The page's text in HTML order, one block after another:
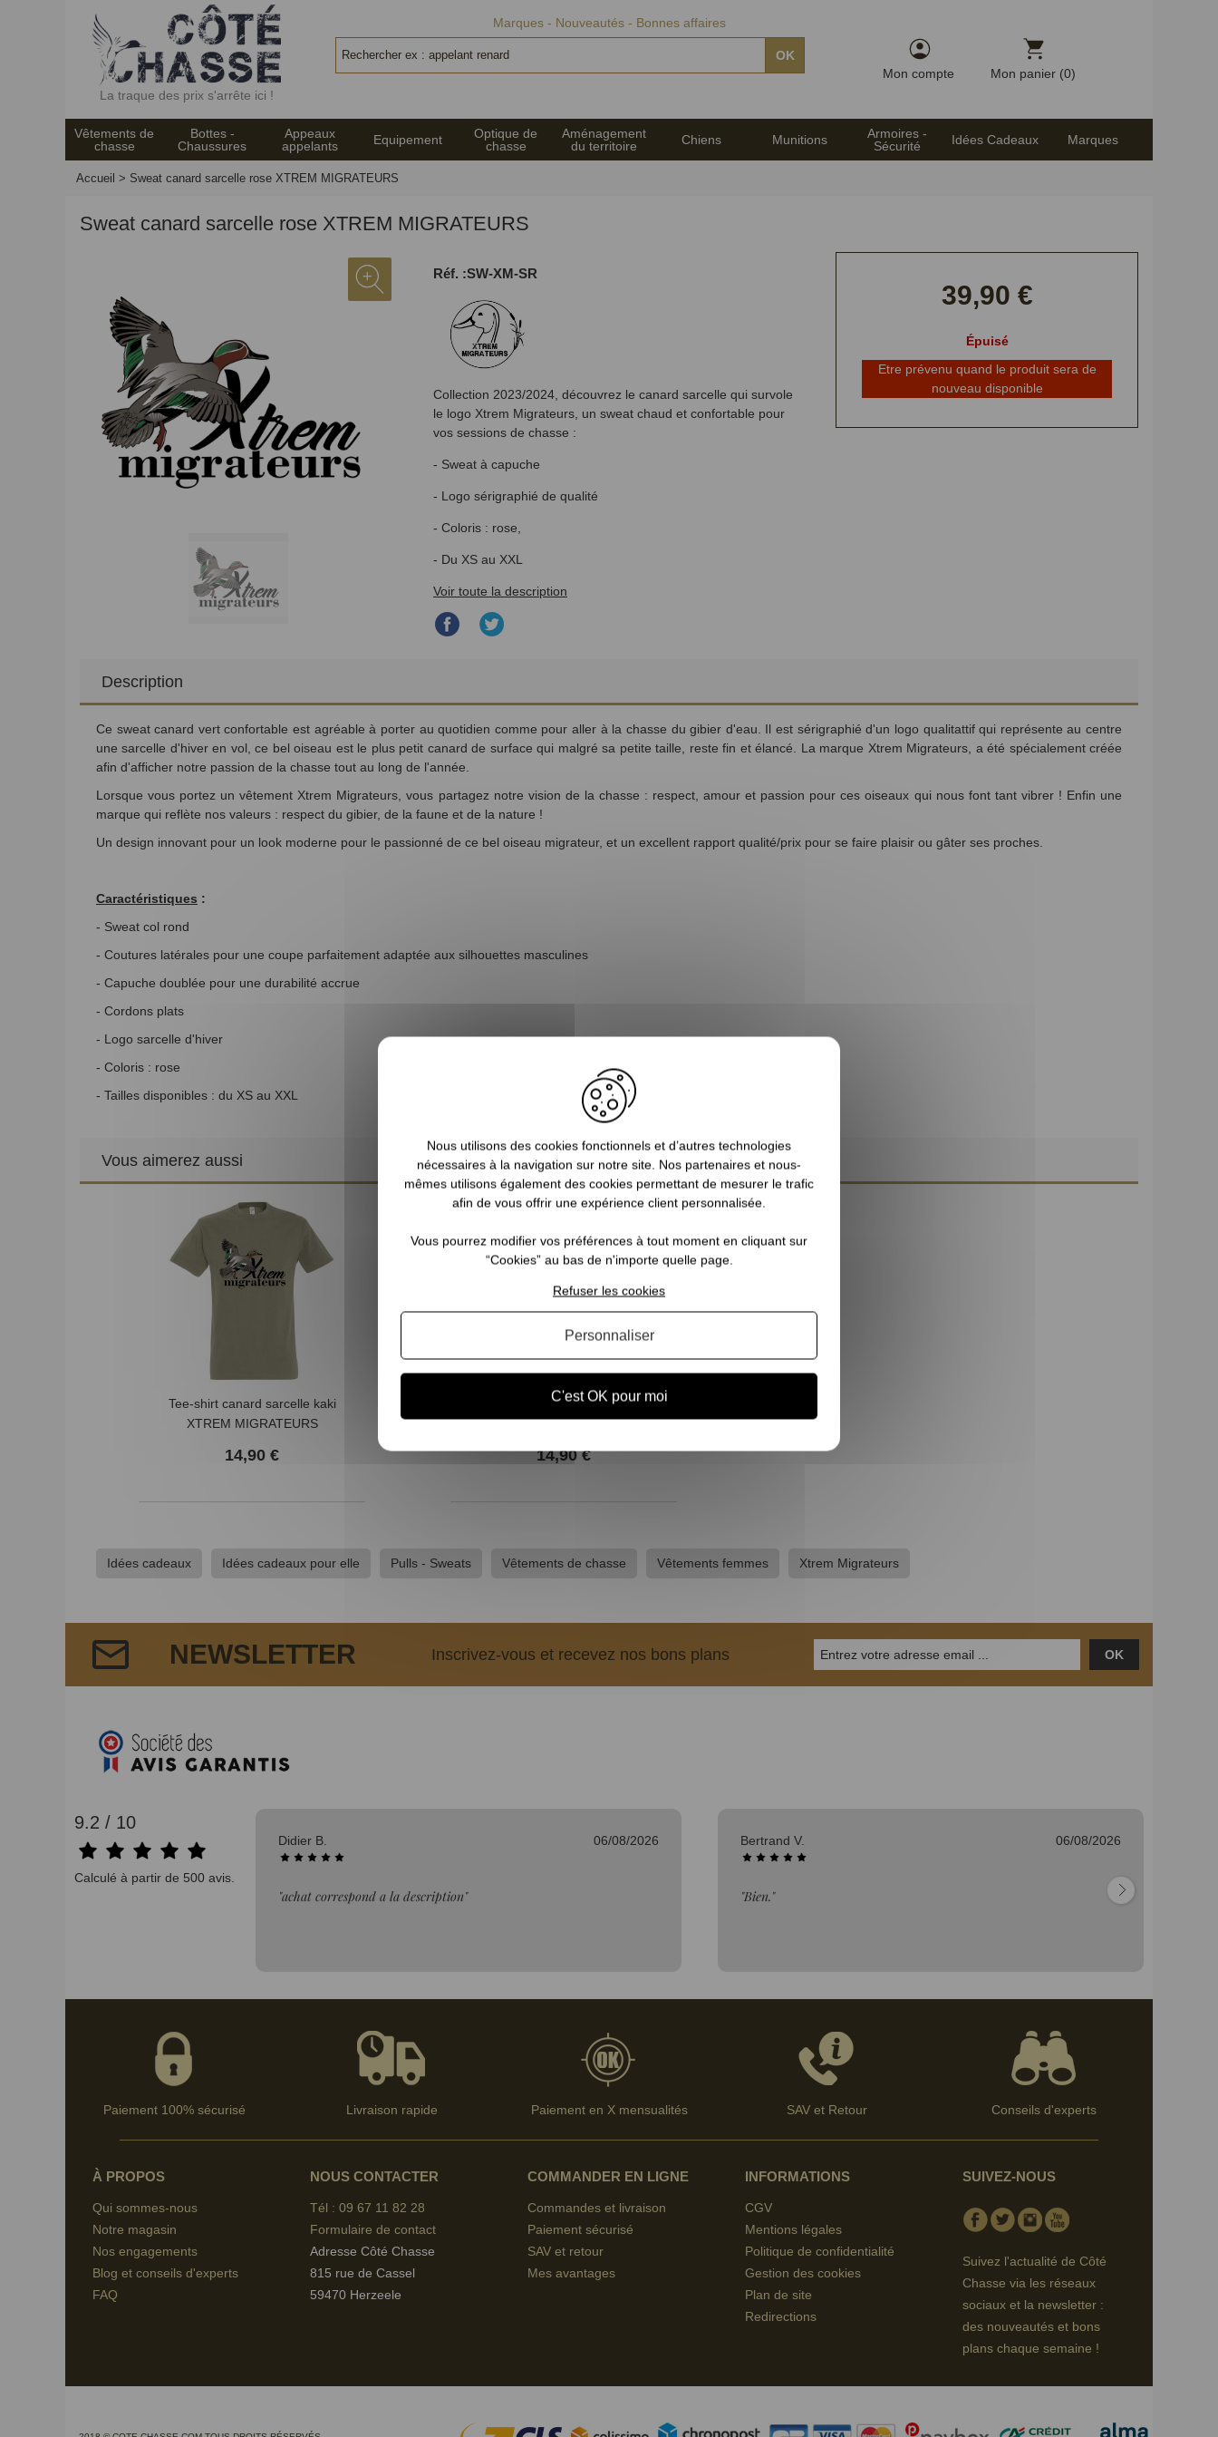
La traque des prix s'arrête ici !
Marques Nouveautés Bonnes affaires
Mon compte Mon panier (0)
OK
Vêtements de
chasse
Bottes -
Chaussures
Appeaux
appelants
Equipement
Optique de
chasse
Aménagement
du territoire
Chiens Munitions
Armoires -
Sécurité
Idées Cadeaux Marques
Accueil > Sweat canard sarcelle rose XTREM MIGRATEURS
Sweat canard sarcelle rose XTREM MIGRATEURS
Réf. :SW-XM-SR
Collection 2023/2024, découvrez le canard sarcelle qui survole
le logo Xtrem Migrateurs, un sweat chaud et confortable pour
vos sessions de chasse :
- Sweat à capuche
- Logo sérigraphié de qualité
- Coloris : rose,
- Du XS au XXL
Voir toute la description
Partager
39,90 €
Épuisé
Etre prévenu quand le produit sera de
nouveau disponible
Description
Ce sweat canard vert confortable est agréable à porter au quotidien comme pour aller à la chasse du gibier d'eau. Il est sérigraphié d'un logo qualitattif qui représente au centre
une sarcelle d'hiver en vol, ce bel oiseau est le plus petit canard de surface qui malgrésa petite taille, reste fin et élancé.
La marque Xtrem Migrateurs, a été spécialement créée
afin d'afficher notre passion de la chasse tout au long de l'année.
Lorsque vous portez un vêtement Xtrem Migrateurs, vous partagez notre vision de la chasse : respect, amour et passion pour ces oiseaux qui nous font tant vibrer ! Enfin une
marque qui reflète nos valeurs : respect du gibier, de la faune et de la nature !
Un design innovant pour un look moderne pour le passionné de ce bel oiseau migrateur, et un excellent rapport qualité/prix pour se faire plaisir ou gâter ses proches.
Caractéristiques :
- Sweat col rond
- Coutures latérales pour une coupe parfaitement adaptée aux silhouettes masculines
- Capuche doublée pour une durabilité accrue
- Cordons plats
- Logo sarcelle d'hiver
- Coloris : rose
- Tailles disponibles : du XS au XXL
Vous aimerez aussi
Tee-shirt canard sarcelle kaki
XTREM MIGRATEURS
14,90 €
Tee-shirt canard sarcelle vert
XTREM MIGRATEURS
14,90 €
Idées cadeaux Idées cadeaux pour elle Pulls - Sweats Vêtements de chasse Vêtements femmes Xtrem Migrateurs
NEWSLETTER OK
Inscrivez-vous et recevez nos bons plans
9.2 / 10
Calculé à partir de 500 avis.
06/08/2026 Bertrand V. 06/08/2026
"Bien."
Frédéric L. 06/08/2026
"Conforme à ma commande"
Paiement 100% sécurisé Livraison rapide Paiement en X mensualités SAV et Retour Conseils d'experts
À PROPOS
Qui sommes-nous
Notre magasin
Nos engagements
Blog et conseils d'experts
FAQ
NOUS CONTACTER
Tél : 09 67 11 82 28
Formulaire de contact
Adresse Côté Chasse
815 rue de Cassel
59470 Herzeele
COMMANDER EN LIGNE
Commandes et livraison
Paiement sécurisé
SAV et retour
Mes avantages
INFORMATIONS
CGV
Mentions légales
Politique de confidentialité
Gestion des cookies
Plan de site
Redirections
SUIVEZ-NOUS
Facebook
TwitterInstagram
Suivez l'actualité de Côté
Chasse via les réseaux
sociaux et la newsletter :
des nouveautés et bons
plans chaque semaine !
Nous utilisons des cookies fonctionnels et d’autres technologies
nécessaires à la navigation sur notre site. Nos partenaires et nous-
mêmes utilisons également des cookies permettant de mesurer le trafic
afin de vous offrir une expérience client personnalisée.
Vous pourrez modifier vos préférences à tout moment en cliquant sur
“Cookies” au bas de n'importe quelle page.
C'est OK pour moi
Refuser les cookies
Personnaliser